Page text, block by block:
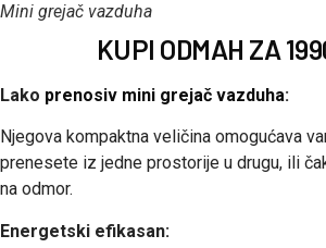
Mini grejač vazduha
KUPI ODMAH ZA
Lako prenosiv mini grejač vazduha:
Njegova kompaktna veličina omogućava
prenesete iz jedne prostorije u drugu, ili
na odmor.
Energetski efikasan: